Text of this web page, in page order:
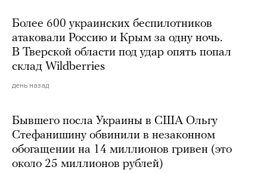
Более 600 украинских беспилотников
атаковали Россию и Крым за одну ночь.
В Тверской области под удар опять попал
склад Wildberries
день назад
Бывшего посла Украины в США Ольгу
Стефанишину обвинили в незаконном
обогащении на 14 миллионов гривен (это
около 25 миллионов рублей)